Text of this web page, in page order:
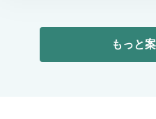
もっと